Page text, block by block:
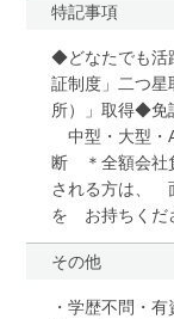
特記事項
◆どなたでも活
証制度」二つ
所）」取得◆
中型・大型・
断 ＊全額会社
される方は、
を お持ちくだ
その他
・学歴不問・